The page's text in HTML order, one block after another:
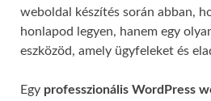
weboldal készítés során abban,
honlapod legyen, hanem egy
eszközöd, amely ügyfeleket és
Egy professzionális WordPress